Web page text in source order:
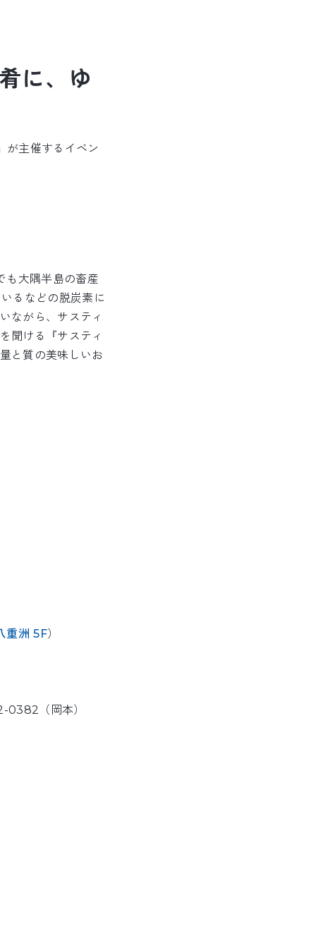
に、ゆ
主催するイベン
も大隅半島の畜産
るなどの脱炭素に
ながら、サスティ
聞ける『サスティ
と質の美味しいお
重洲 5F）
（岡本）